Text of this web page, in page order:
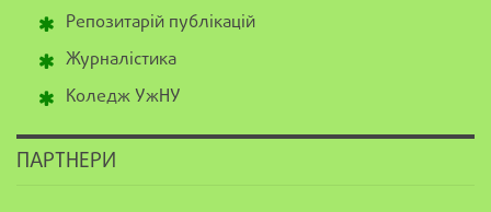
Репозитарій публікацій
Журналістика
Коледж УжНУ
ПАРТНЕРИ